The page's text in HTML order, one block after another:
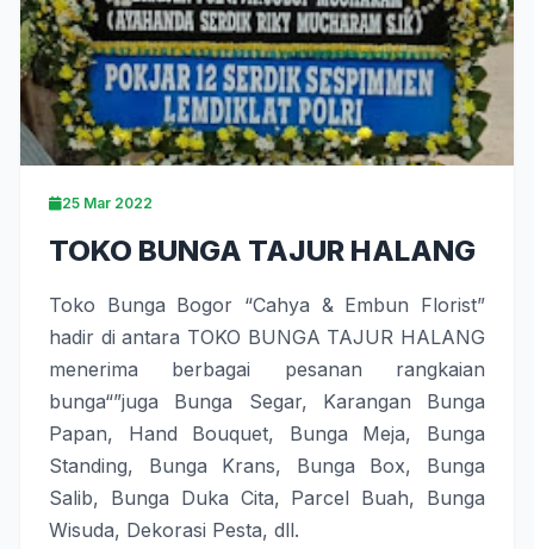
25 Mar 2022
TOKO BUNGA TAJUR HALANG
Toko Bunga Bogor “Cahya & Embun Florist”
hadir di antara TOKO BUNGA TAJUR HALANG
menerima berbagai pesanan rangkaian
bunga“”juga Bunga Segar, Karangan Bunga
Papan, Hand Bouquet, Bunga Meja, Bunga
Standing, Bunga Krans, Bunga Box, Bunga
Salib, Bunga Duka Cita, Parcel Buah, Bunga
Wisuda, Dekorasi Pesta, dll.